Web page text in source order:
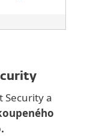
Security a